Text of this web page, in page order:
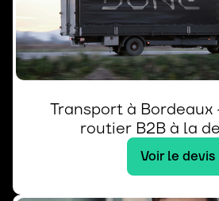
Transport à
routier B2B à la
Voir le devis